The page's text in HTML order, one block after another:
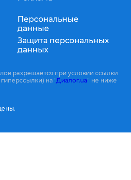
Персональные
данные
Защита персональных
данных
разрешается при условии ссылки
на "Диалог.ua" не ниже